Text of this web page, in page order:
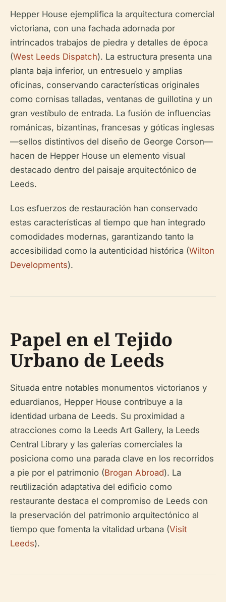
Hepper House ejemplifica la arquitectura comercial
victoriana, con una fachada adornada por
intrincados trabajos de piedra y detalles de época
(West Leeds Dispatch). La estructura presenta una
planta baja inferior, un entresuelo y amplias
oficinas, conservando características originales
como cornisas talladas, ventanas de guillotina y un
gran vestíbulo de entrada. La fusión de influencias
románicas, bizantinas, francesas y góticas inglesas
—sellos distintivos del diseño de George Corson—
hacen de Hepper House un elemento visual
destacado dentro del paisaje arquitectónico de
Leeds.
Los esfuerzos de restauración han conservado
estas características al tiempo que han integrado
comodidades modernas, garantizando tanto la
accesibilidad como la autenticidad histórica (Wilton
Developments).
Papel en el Tejido
Urbano de Leeds
Situada entre notables monumentos victorianos y
eduardianos, Hepper House contribuye a la
identidad urbana de Leeds. Su proximidad a
atracciones como la Leeds Art Gallery, la Leeds
Central Library y las galerías comerciales la
posiciona como una parada clave en los recorridos
a pie por el patrimonio (Brogan Abroad). La
reutilización adaptativa del edificio como
restaurante destaca el compromiso de Leeds con
la preservación del patrimonio arquitectónico al
tiempo que fomenta la vitalidad urbana (Visit
Leeds).